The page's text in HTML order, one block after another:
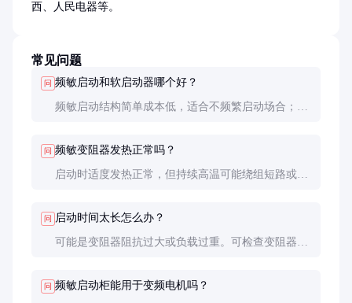
西、人民电器等。
常见问题
问 频敏启动和软启动器哪个好？
频敏启动结构简单成本低，适合不频繁启动场合；软
问 频敏变阻器发热正常吗？
启动时适度发热正常，但持续高温可能绕组短路或铁
问 启动时间太长怎么办？
可能是变阻器阻抗过大或负载过重。可检查变阻器状
问 频敏启动柜能用于变频电机吗？